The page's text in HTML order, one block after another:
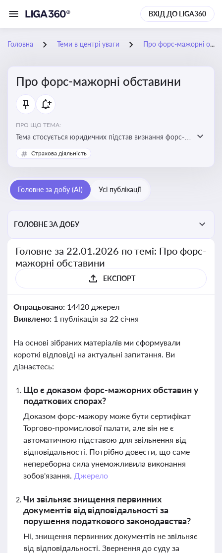
ВХІД ДО LIGA360
Головна Теми в центрі уваги Про форс-мажорні обставини
Про форс-мажорні обставини
ПРО ЩО ТЕМА:
Тема стосується юридичних підстав визнання форс-
мажорних обставин та звільнення від
відповідальності у зв'язку з їх настанням
Страхова діяльність
Головне за добу (AI) Усі публікації
ГОЛОВНЕ ЗА ДОБУ
Головне за 22.01.2026 по темі: Про форс-
мажорні обставини
ЕКСПОРТ
Опрацьовано: 14420 джерел
Виявлено: 1 публікація за 22 січня
На основі зібраних матеріалів ми сформували
короткі відповіді на актуальні запитання. Ви
дізнаєтесь:
Що є доказом форс-мажорних обставин у
податкових спорах?
Доказом форс-мажору може бути сертифікат
Торгово-промислової палати, але він не є
автоматичною підставою для звільнення від
відповідальності. Потрібно довести, що саме
непереборна сила унеможливила виконання
зобов'язання. Джерело
Чи звільняє знищення первинних
документів від відповідальності за
порушення податкового законодавства?
Ні, знищення первинних документів не звільняє
від відповідальності. Звернення до суду за